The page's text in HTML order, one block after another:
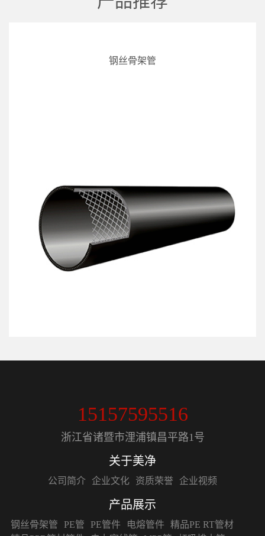
钢丝骨架管
15157595516
浙江省诸暨市浬浦镇昌平路1号
关于美净
公司简介 企业文化 资质荣誉 企业视频
产品展示
钢丝骨架管 PE管 PE管件 电熔管件 精品PE RT管材